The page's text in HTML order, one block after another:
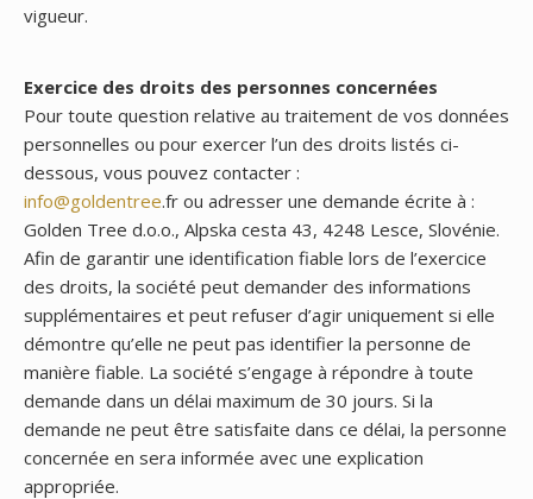
vigueur.
Exercice des droits des personnes concernées
Pour toute question relative au traitement de vos données
personnelles ou pour exercer l’un des droits listés ci-
dessous, vous pouvez contacter :
info@goldentree.fr ou adresser une demande écrite à :
Golden Tree d.o.o., Alpska cesta 43, 4248 Lesce, Slovénie.
Afin de garantir une identification fiable lors de l’exercice
des droits, la société peut demander des informations
supplémentaires et peut refuser d’agir uniquement si elle
démontre qu’elle ne peut pas identifier la personne de
manière fiable. La société s’engage à répondre à toute
demande dans un délai maximum de 30 jours. Si la
demande ne peut être satisfaite dans ce délai, la personne
concernée en sera informée avec une explication
appropriée.